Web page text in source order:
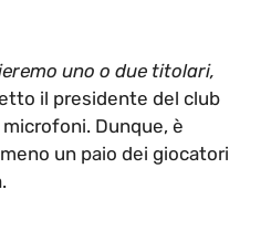
uno o due titolari,
il presidente del club
Dunque, è
un paio dei giocatori